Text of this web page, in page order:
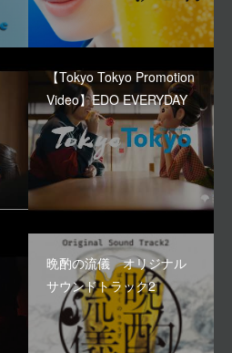
【Tokyo Tokyo Promotion
Video】EDO EVERYDAY
晩酌の流儀 オリジナル
サウンドトラック2